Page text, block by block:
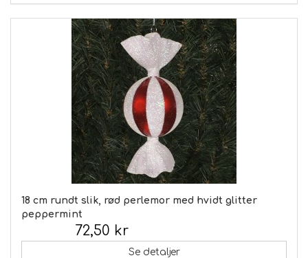
18 cm rundt slik, rød perlemor med hvidt glitter
peppermint
72,50 kr
Se detaljer